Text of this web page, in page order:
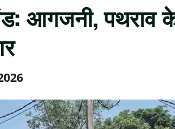
आगजनी, पथराव